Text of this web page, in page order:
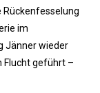
im
Jänner wieder
Flucht geführt –